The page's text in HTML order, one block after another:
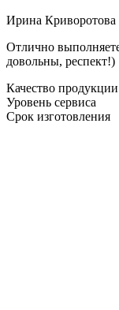
Ирина Криворотова
Отлично
довольны, респект!)
Качество продукции
Уровень сервиса
Срок изготовления